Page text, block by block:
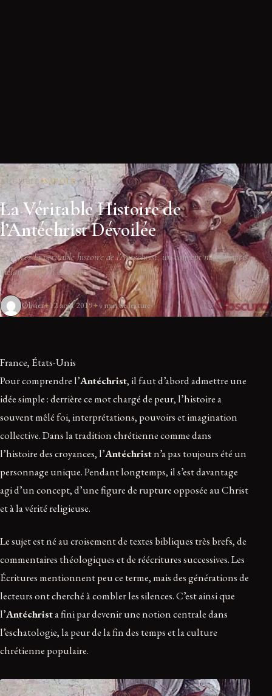
ACCUEIL SAVOIR
La Véritable Histoire de
l’Antéchrist Dévoilée
Explorez la véritable histoire de l'Antéchrist, un concept mal compris
mêlant religion et société.
Olivier 12 août 2019 4 min de lecture
France, États-Unis
Pour comprendre l’Antéchrist, il faut d’abord admettre une
idée simple : derrière ce mot chargé de peur, l’histoire a
souvent mêlé foi, interprétations, pouvoirs et imagination
collective. Dans la tradition chrétienne comme dans
l’histoire des croyances, l’Antéchristn’a pas toujours été un
personnage unique. Pendant longtemps, il s’est davantage
agi d’un concept, d’une figure de rupture opposée au Christ
et à la vérité religieuse.
Le sujet est né au croisement de textes bibliques très brefs, de
commentaires théologiques et de réécritures successives. Les
Écritures mentionnent peu ce terme, mais des générations de
lecteurs ont cherché à combler les silences. C’est ainsi que
l’Antéchrista fini par devenir une notion centrale dans
l’eschatologie, la peur de la fin des temps et la culture
chrétienne populaire.